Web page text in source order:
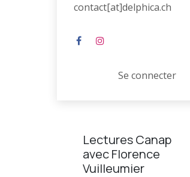
contact[at]delphica.ch
Se connecter
Lectures Canap
avec Florence
Vuilleumier